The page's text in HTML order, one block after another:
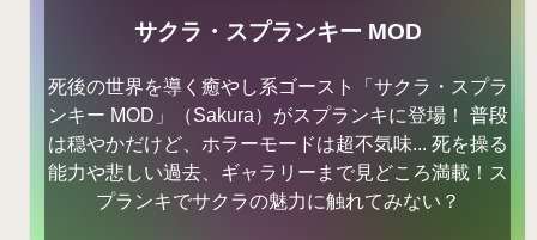
サクラ・スプランキー MOD
死後の世界を導く癒やし系ゴースト「サクラ・スプラ
ンキー MOD」（Sakura）がスプランキに登場！ 普段
は穏やかだけど、ホラーモードは超不気味... 死を操る
能力や悲しい過去、ギャラリーまで見どころ満載！ス
プランキでサクラの魅力に触れてみない？